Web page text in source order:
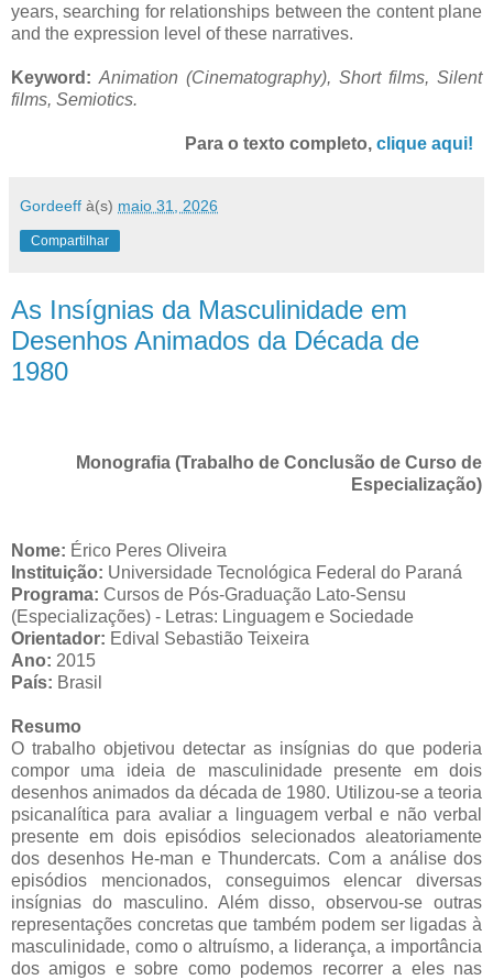
years, searching for relationships between the content plane
and the expression level of these narratives.
Keyword: Animation (Cinematography), Short films, Silent
films, Semiotics.
Para o texto completo, clique aqui!
Gordeeff à(s) maio 31, 2026
Compartilhar
As Insígnias da Masculinidade em
Desenhos Animados da Década de
1980
Monografia (Trabalho de Conclusão de Curso de
Especialização)
Nome: Érico Peres Oliveira
Instituição: Universidade Tecnológica Federal do Paraná
Programa: Cursos de Pós-Graduação Lato-Sensu
(Especializações) - Letras: Linguagem e Sociedade
Orientador: Edival Sebastião Teixeira
Ano: 2015
País: Brasil
Resumo
O trabalho objetivou detectar as insígnias do que poderia
compor uma ideia de masculinidade presente em dois
desenhos animados da década de 1980. Utilizou-se a teoria
psicanalítica para avaliar a linguagem verbal e não verbal
presente em dois episódios selecionados aleatoriamente
dos desenhos He-man e Thundercats. Com a análise dos
episódios mencionados, conseguimos elencar diversas
insígnias do masculino. Além disso, observou-se outras
representações concretas que também podem ser ligadas à
masculinidade, como o altruísmo, a liderança, a importância
dos amigos e sobre como podemos recorrer a eles nas